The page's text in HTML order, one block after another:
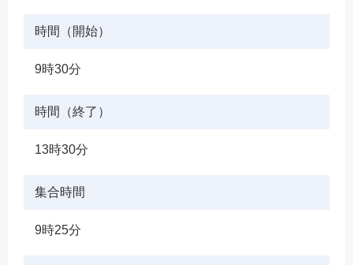
時間（開始）
9時30分
時間（終了）
13時30分
集合時間
9時25分